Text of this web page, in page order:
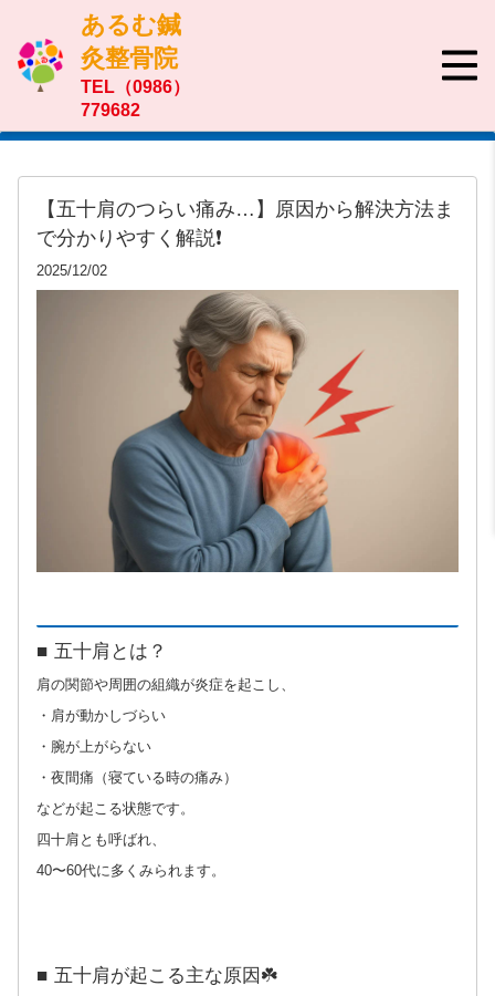
あるむ鍼
灸整骨院
TEL（0986）
779682
【五十肩のつらい痛み…】原因から解決方法ま
で分かりやすく解説❗️
2025/12/02
■ 五十肩とは？
肩の関節や周囲の組織が炎症を起こし、
・肩が動かしづらい
・腕が上がらない
・夜間痛（寝ている時の痛み）
などが起こる状態です。
四十肩とも呼ばれ、
40〜60代に多くみられます。
■ 五十肩が起こる主な原因☘️